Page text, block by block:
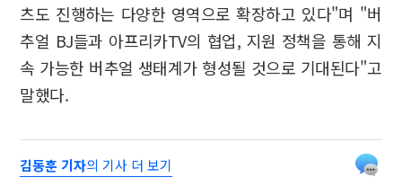
츠도 진행하는 다양한 영역으로 확장하고 있다"며 "버
추얼 BJ들과 아프리카TV의 협업, 지원 정책을 통해 지
속 가능한 버추얼 생태계가 형성될 것으로 기대된다"고
말했다.
김동훈 기자의 기사 더 보기